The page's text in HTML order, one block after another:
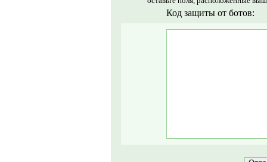
Код защиты от ботов: